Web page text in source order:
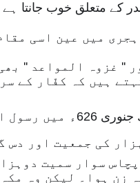
کے متعلق خوب
میں عین اسی
'' غزوہ المواعد ''
غزوہ بدر صغریٰ
کی جمعیت اور دس
سوار سمیت
زن ہوا۔ لیکن وہ